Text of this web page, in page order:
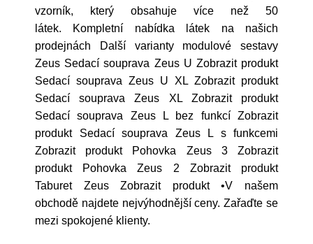
vzorník, který obsahuje více než 50
látek. Kompletní nabídka látek na našich
prodejnách Další varianty modulové sestavy
Zeus Sedací souprava Zeus U Zobrazit produkt
Sedací souprava Zeus U XL Zobrazit produkt
Sedací souprava Zeus XL Zobrazit produkt
Sedací souprava Zeus L bez funkcí Zobrazit
produkt Sedací souprava Zeus L s funkcemi
Zobrazit produkt Pohovka Zeus 3 Zobrazit
produkt Pohovka Zeus 2 Zobrazit produkt
Taburet Zeus Zobrazit produkt •V našem
obchodě najdete nejvýhodnější ceny. Zařaďte se
mezi spokojené klienty.